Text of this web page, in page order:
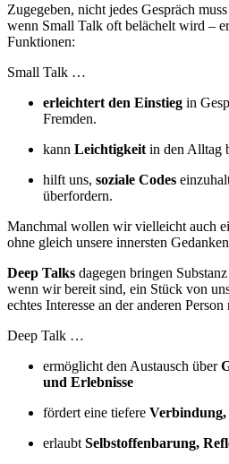
Zugegeben, nicht jedes Gespräch
wenn Small Talk oft belächelt wird –
Funktionen:
Small Talk …
erleichtert den Einstieg in
Fremden.
kann Leichtigkeit in den Alltag
hilft uns, soziale Codes
überfordern.
Manchmal wollen wir vielleicht auch
ohne gleich unsere innersten
Deep Talks dagegen bringen
wenn wir bereit sind, ein Stück von
echtes Interesse an der anderen
Deep Talk …
ermöglicht den Austausch über
und Erlebnisse
fördert eine tiefere
erlaubt Selbstoffenbarung,